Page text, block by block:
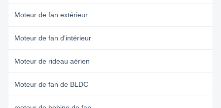
Moteur de fan extérieur
Moteur de fan d'intérieur
Moteur de rideau aérien
Moteur de fan de BLDC